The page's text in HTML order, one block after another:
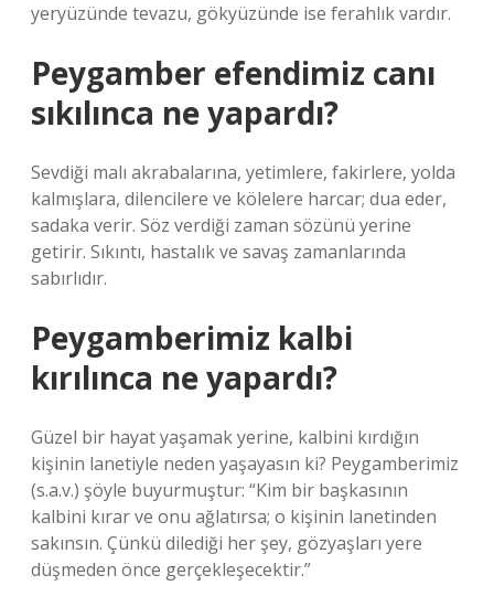
yeryüzünde tevazu, gökyüzünde ise ferahlık vardır.
Peygamber efendimiz canı
sıkılınca ne yapardı?
Sevdiği malı akrabalarına, yetimlere, fakirlere, yolda
kalmışlara, dilencilere ve kölelere harcar; dua eder,
sadaka verir. Söz verdiği zaman sözünü yerine
getirir. Sıkıntı, hastalık ve savaş zamanlarında
sabırlıdır.
Peygamberimiz kalbi
kırılınca ne yapardı?
Güzel bir hayat yaşamak yerine, kalbini kırdığın
kişinin lanetiyle neden yaşayasın ki? Peygamberimiz
(s.a.v.) şöyle buyurmuştur: “Kim bir başkasının
kalbini kırar ve onu ağlatırsa; o kişinin lanetinden
sakınsın. Çünkü dilediği her şey, gözyaşları yere
düşmeden önce gerçekleşecektir.”